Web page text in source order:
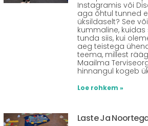
Instagramis või
aga õhtul tunned
üksildaselt? See
kummaline,
tunda siis, kui
aeg teistega
teema, millest
Maailma
hinnangul kogeb
Loe rohkem »
Laste Ja